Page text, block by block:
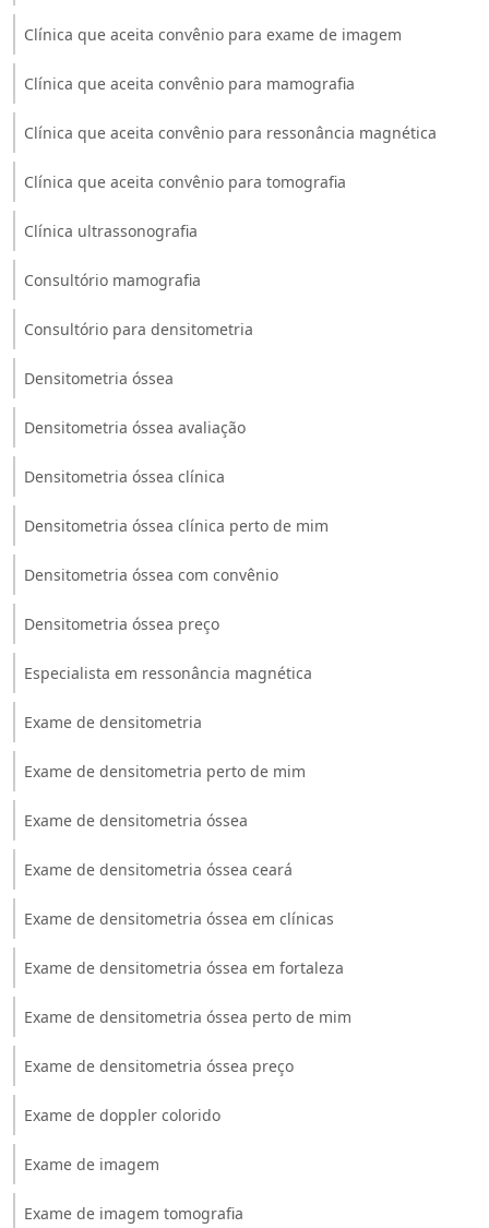
Clínica que aceita convênio para exame de imagem
Clínica que aceita convênio para mamografia
Clínica que aceita convênio para ressonância magnética
Clínica que aceita convênio para tomografia
Clínica ultrassonografia
Consultório mamografia
Consultório para densitometria
Densitometria óssea
Densitometria óssea avaliação
Densitometria óssea clínica
Densitometria óssea clínica perto de mim
Densitometria óssea com convênio
Densitometria óssea preço
Especialista em ressonância magnética
Exame de densitometria
Exame de densitometria perto de mim
Exame de densitometria óssea
Exame de densitometria óssea ceará
Exame de densitometria óssea em clínicas
Exame de densitometria óssea em fortaleza
Exame de densitometria óssea perto de mim
Exame de densitometria óssea preço
Exame de doppler colorido
Exame de imagem
Exame de imagem tomografia